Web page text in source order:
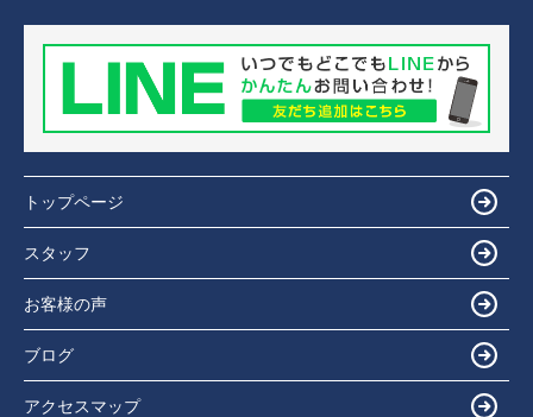
トップページ
スタッフ
お客様の声
ブログ
アクセスマップ